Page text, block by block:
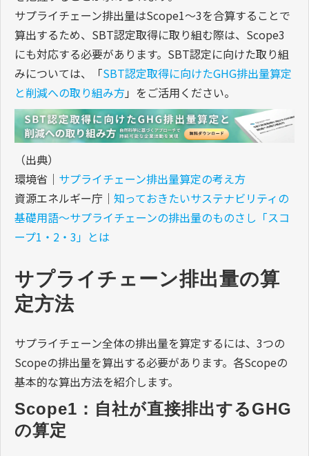
サプライチェーン排出量はScope1～3を合算することで
算出するため、SBT認定取得に取り組む際は、Scope3
にも対応する必要があります。SBT認定に向けた取り組
みについては、「SBT認定取得に向けたGHG排出量算定
と削減への取り組み方」をご活用ください。
（出典）
環境省｜ サプライチェーン排出量算定の考え方
資源エネルギー庁｜ 知っておきたいサステナビリティの
基礎用語～サプライチェーンの排出量のものさし「スコ
ープ1・2・3」とは
サプライチェーン排出量の算
定方法
サプライチェーン全体の排出量を算定するには、3つの
Scopeの排出量を算出する必要があります。各Scopeの
基本的な算出方法を紹介します。
Scope1：自社が直接排出するGHG
の算定